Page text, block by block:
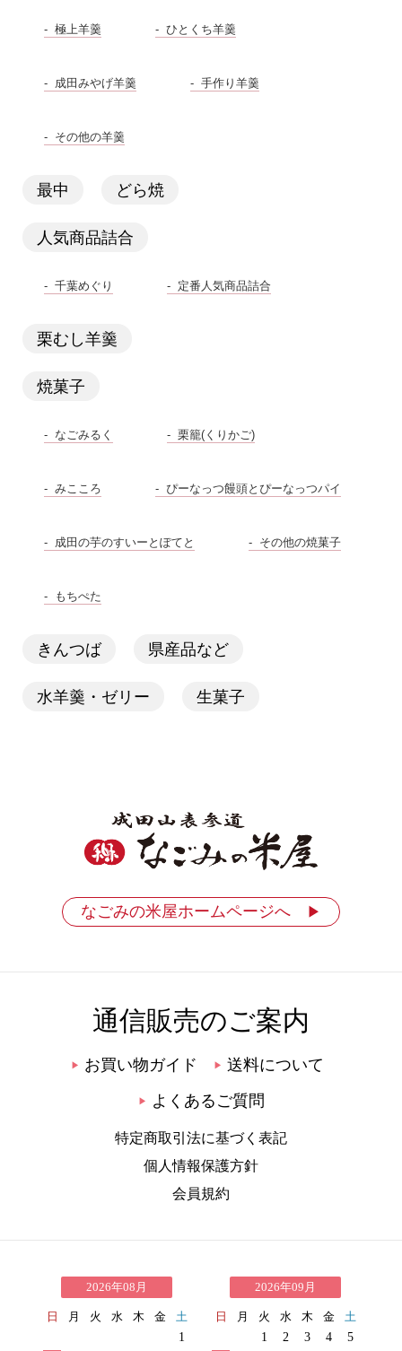
極上羊羹 ひとくち羊羹
成田みやげ羊羹 手作り羊羹
その他の羊羹
最中 どら焼
人気商品詰合
千葉めぐり 定番人気商品詰合
栗むし羊羹
焼菓子
なごみるく 栗籠(くりかご)
みこころ ぴーなっつ饅頭とぴーなっつパイ
成田の芋のすいーとぽてと その他の焼菓子
もちぺた
きんつば 県産品など
水羊羹・ゼリー 生菓子
なごみの米屋ホームページへ ▶
通信販売のご案内
▶ お買い物ガイド ▶ 送料について
▶ よくあるご質問
特定商取引法に基づく表記
個人情報保護方針
会員規約
2026年08月
日 月 火 水 木 金
土
1
2026年09月
日 月 火 水 木 金
土
1
2 3 4 5